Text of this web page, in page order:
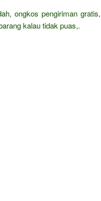
ongkos pengiriman gratis,
kalau tidak puas,.